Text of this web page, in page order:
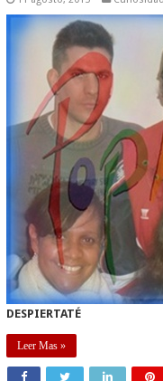
DESPIERTATÉ
Leer Mas »